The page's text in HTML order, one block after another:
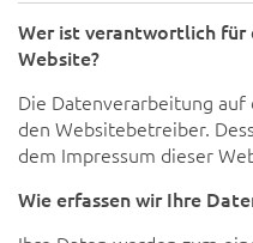
Wer ist verantwortlich für
Website?
Die Datenverarbeitung
den Websitebetreiber.
dem Impressum dieser
Wie erfassen wir Ihre